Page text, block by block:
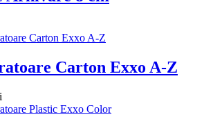
Carton Exxo A-Z